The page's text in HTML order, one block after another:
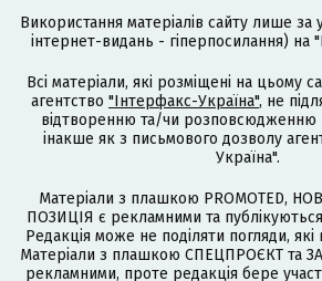
Використання матеріалів сайту лише за
інтернет-видань - гіперпосилання) на
Всі матеріали, які розміщені на цьому
агентство "Інтерфакс-Україна", не
відтворенню та/чи розповсюдженню
інакше як з письмового дозволу
Україна".
Матеріали з плашкою PROMOTED,
ПОЗИЦІЯ є рекламними та
Редакція може не поділяти погляди,
Матеріали з плашкою СПЕЦПРОЄКТ та
рекламними, проте редакція бере